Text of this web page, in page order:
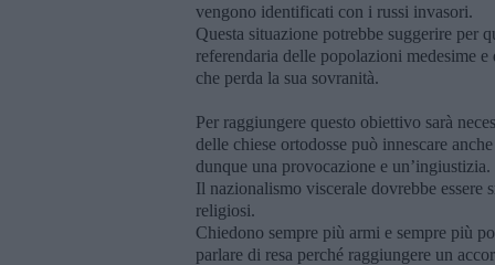
vengono identificati con i russi invasori.
Questa situazione potrebbe suggerire per
referendaria delle popolazioni medesime
che perda la sua sovranità.
Per raggiungere questo obiettivo sarà
delle chiese ortodosse può innescare
dunque una provocazione e un’ingiustizia.
Il nazionalismo viscerale dovrebbe
religiosi.
Chiedono sempre più armi e sempre più
parlare di resa perché raggiungere un